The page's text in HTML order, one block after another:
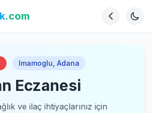
.com
Imamoglu Adana
Eczanesi
ve ilaç ihtiyaçlarınız için